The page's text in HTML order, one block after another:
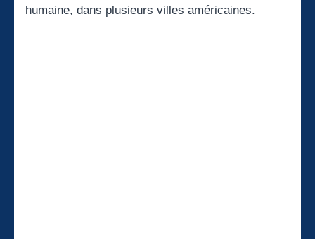
humaine, dans plusieurs villes américaines.